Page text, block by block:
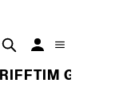
IM